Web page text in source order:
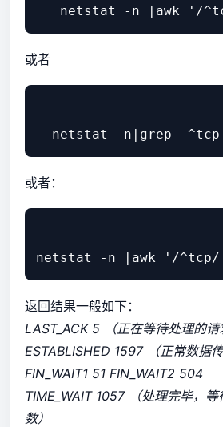
或者
或者：
返回结果一般如下：
LAST_ACK 5 （正在等待处理的请
ESTABLISHED 1597 （正常数据传
FIN_WAIT1 51 FIN_WAIT2 504
TIME_WAIT 1057 （处理完毕，
数）